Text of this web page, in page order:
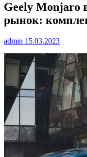
Geely Monjaro
рынок:
admin 15.03.2023